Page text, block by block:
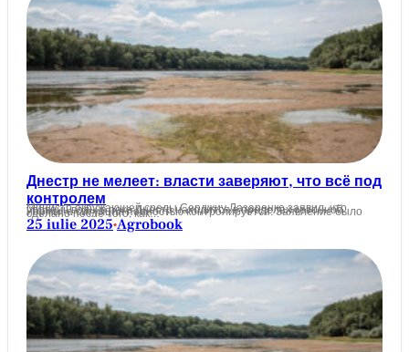
Днестр не мелеет: власти заверяют, что всё под
контролем
Министр окружающей среды Серджиу Лазаренко заявил, что уровень воды в реке Днестр находится в пределах сезонной нормы, а ситуация полностью контролируется. Заявление было сделано после того, как…
25 iulie 2025•Agrobook